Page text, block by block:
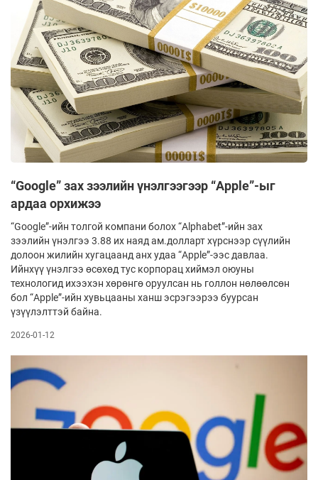
“Google” зах зээлийн үнэлгээгээр “Apple”-ыг
ардаа орхижээ
“Google”-ийн толгой компани болох “Alphabet”-ийн зах
зээлийн үнэлгээ 3.88 их наяд ам.долларт хүрснээр сүүлийн
долоон жилийн хугацаанд анх удаа “Apple”-ээс давлаа.
Ийнхүү үнэлгээ өсөхөд тус корпорац хиймэл оюуны
технологид ихээхэн хөрөнгө оруулсан нь голлон нөлөөлсөн
бол “Apple”-ийн хувьцааны ханш эсрэгээрээ буурсан
үзүүлэлттэй байна.
2026-01-12